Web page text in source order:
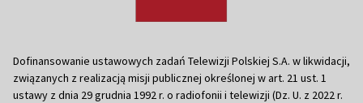
Dofinansowanie ustawowych zadań Telewizji Polskiej S.A. w likwidacji,
związanych z realizacją misji publicznej określonej w art. 21 ust. 1
ustawy z dnia 29 grudnia 1992 r. o radiofonii i telewizji (Dz. U. z 2022 r.